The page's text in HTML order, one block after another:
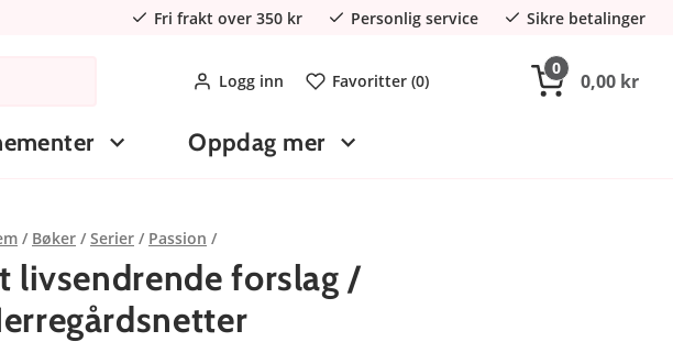
Fri frakt over 350 kr Personlig service Sikre betalinger
Logg inn Favoritter (0)
0
0,00 kr
Oppdag mer
Bøker Serier Passion
livsendrende forslag /